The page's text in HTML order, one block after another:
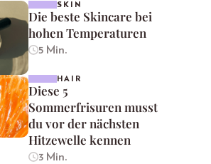
SKIN
Die beste Skincare bei
hohen Temperaturen
5 Min.
HAIR
Diese 5
Sommerfrisuren musst
du vor der nächsten
Hitzewelle kennen
3 Min.